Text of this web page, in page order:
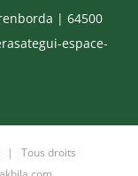
| 64500
espace-
| Tous droits